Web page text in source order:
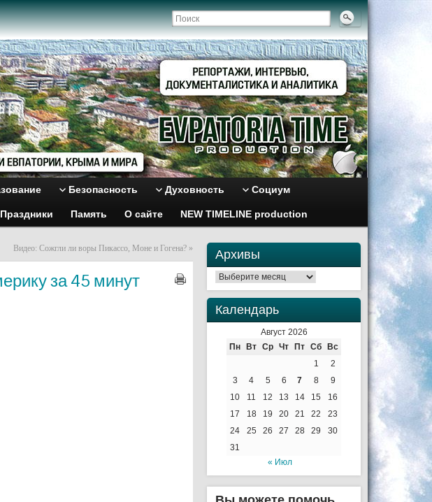
Безопасность Духовность Социум
Праздники Память О сайте NEW TIMELINE production
Видео: Сожгли ли воры Пикассо, Моне и Гогена? »
за 45 минут
Архивы
Архивы
Календарь
Август 2026
Пн
Вт Ср Чт Пт Сб
Вс
1
2
3
4 5 6 7 8
9
10
11 12 13 14 15
16
17
18 19 20 21 22
23
24
25 26 27 28 29
30
31
« Июл